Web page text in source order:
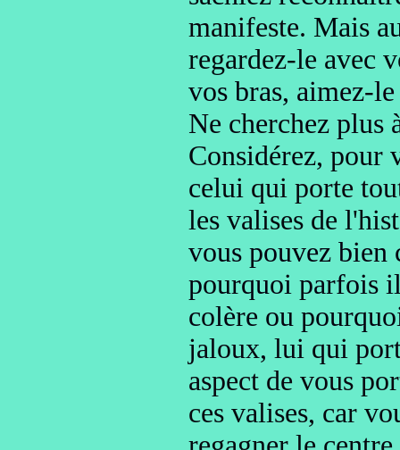
manifeste. Mais
regardez-le avec
vos bras, aimez-
Ne cherchez plus
Considérez, pour
celui qui porte
les valises de
vous pouvez
pourquoi parfois
colère ou
jaloux, lui qui
aspect de vous
ces valises, car